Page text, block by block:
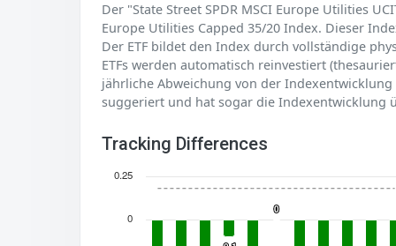
Der "State Street SPDR MSCI Europe Utilities
Europe Utilities Capped 35/20 Index. Dieser
Der ETF bildet den Index durch vollständige
ETFs werden automatisch reinvestiert
jährliche Abweichung von der Indexentwicklung
suggeriert und hat sogar die Indexentwicklung
Tracking Differences
0
0
0
0.25